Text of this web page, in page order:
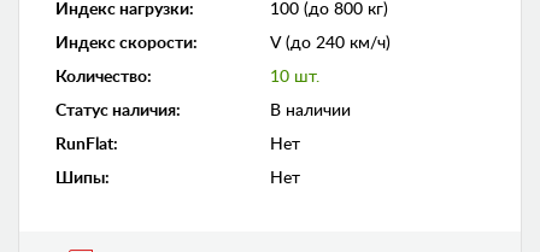
Индекс нагрузки:
100 (до 800 кг)
Индекс скорости:
V (до 240 км/ч)
Количество:
10 шт.
Статус наличия:
В наличии
RunFlat:
Нет
Шипы: Нет